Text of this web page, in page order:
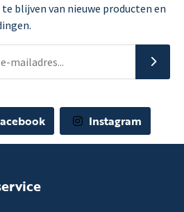
blijven van nieuwe producten en
Instagram